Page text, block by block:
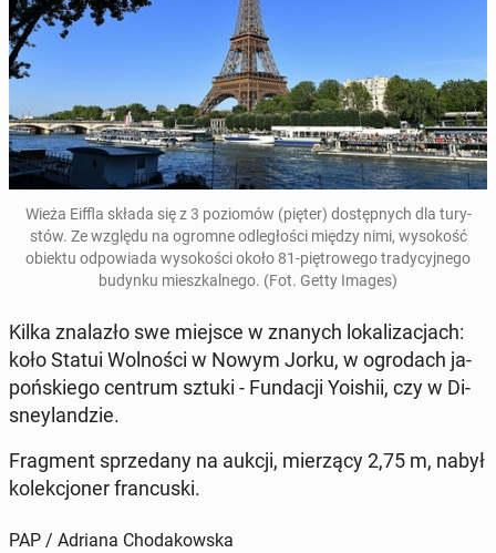
Wieża Eiffla składa się z 3 po­zio­mów (pięter) do­stęp­nych dla tu­ry­
stów. Ze względu na ogromne od­le­gło­ści między nimi, wy­so­kość
obiektu od­po­wia­da wy­so­ko­ści około 81-pię­tro­we­go tra­dy­cyj­ne­go
budynku miesz­kal­ne­go. (Fot. Getty Images)
Kilka zna­la­zło swe miejsce w znanych lo­ka­li­za­cjach:
koło Statui Wol­no­ści w Nowym Jorku, w ogro­dach ja­
poń­skie­go centrum sztuki - Fun­da­cji Yoishii, czy w Di­
sney­lan­dzie.
Frag­ment sprze­da­ny na aukcji, mie­rzą­cy 2,75 m, nabył
ko­lek­cjo­ner fran­cu­ski.
PAP / Adriana Chodakowska